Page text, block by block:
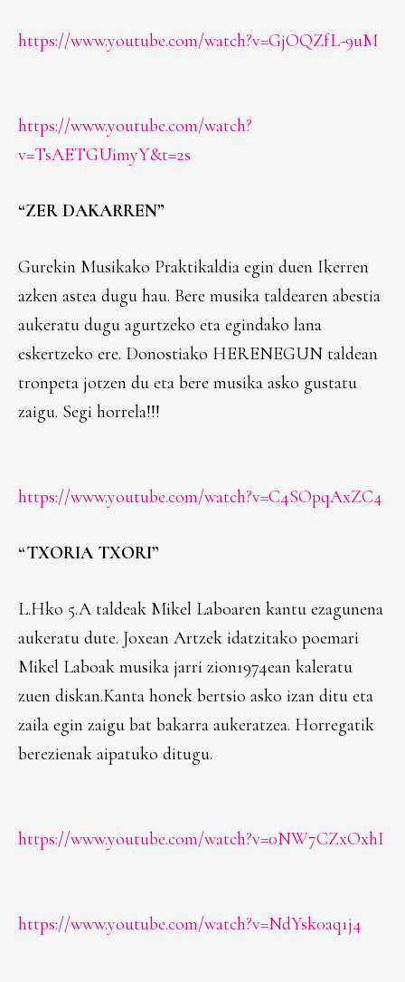
https://www.youtube.com/watch?v=GjOQZfL-9uM
https://www.youtube.com/watch?
v=TsAETGUimyY&t=2s
“ZER DAKARREN”
Gurekin Musikako Praktikaldia egin duen Ikerren
azken astea dugu hau. Bere musika taldearen abestia
aukeratu dugu agurtzeko eta egindako lana
eskertzeko ere. Donostiako HERENEGUN taldean
tronpeta jotzen du eta bere musika asko gustatu
zaigu. Segi horrela!!!
https://www.youtube.com/watch?v=C4SOpqAxZC4
“TXORIA TXORI”
L.Hko 5.A taldeak Mikel Laboaren kantu ezagunena
aukeratu dute. Joxean Artzek idatzitako poemari
Mikel Laboak musika jarri zion1974ean kaleratu
zuen diskan.Kanta honek bertsio asko izan ditu eta
zaila egin zaigu bat bakarra aukeratzea. Horregatik
berezienak aipatuko ditugu.
https://www.youtube.com/watch?v=0NW7CZxOxhI
https://www.youtube.com/watch?v=NdYsk0aq1j4